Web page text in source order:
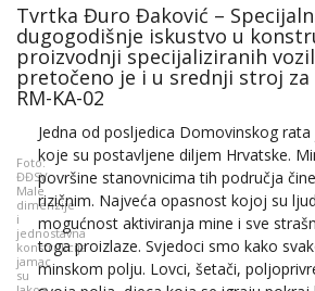
Tvrtka Đuro Đaković –
dugogodišnje iskustvo u
proizvodnji specijaliziranih
pretočeno je i u srednji stroj
RM-KA-02
Foto:
ĐĐSV
Male
dimenzije
i
jednostavna
konstrukcija
jamac
su
Jedna od posljedica Domovinskog
koje su postavljene diljem Hrvatske.
površine stanovnicima tih područja
rizičnim. Najveća opasnost kojoj su
mogućnost aktiviranja mine i sve
toga proizlaze. Svjedoci smo kako
minskom polju. Lovci, šetači,